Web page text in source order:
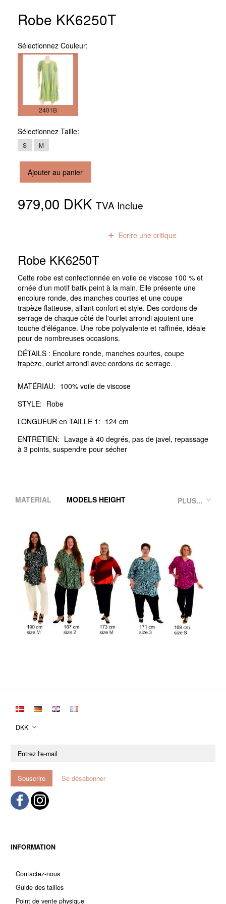
Robe KK6250T
Sélectionnez Couleur:
2401B
Sélectionnez Taille:
S M
Ajouter au panier
979,00 DKK TVA Inclue
Ecrire une critique
Robe KK6250T
Cette robe est confectionnée en voile de viscose 100 % et
ornée d'un motif batik peint à la main. Elle présente une
encolure ronde, des manches courtes et une coupe
trapèze flatteuse, alliant confort et style. Des cordons de
serrage de chaque côté de l'ourlet arrondi ajoutent une
touche d'élégance. Une robe polyvalente et raffinée, idéale
pour de nombreuses occasions.
DÉTAILS : Encolure ronde, manches courtes, coupe
trapèze, ourlet arrondi avec cordons de serrage.
MATÉRIAU: 100% voile de viscose
STYLE: Robe
LONGUEUR en TAILLE 1: 124 cm
ENTRETIEN: Lavage à 40 degrés, pas de javel, repassage
à 3 points, suspendre pour sécher
PLUS...
MATERIAL MODELS HEIGHT
DKK
Souscrire Se désabonner
INFORMATION
Contactez-nous
Guide des tailles
Point de vente physique